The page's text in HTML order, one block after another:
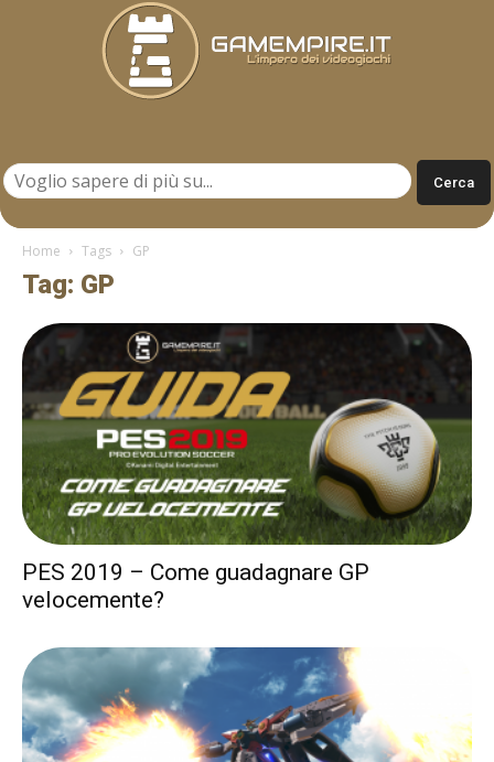
Home Tags GP
Tag: GP
PES 2019 – Come guadagnare GP
velocemente?